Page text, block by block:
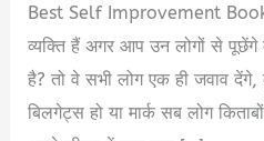
Best Self Improvement
व्यक्ति हैं अगर आप उन लोगों से
है? तो वे सभी लोग एक ही जवाव देंगे,
बिलगेट्स हो या मार्क सब लोग